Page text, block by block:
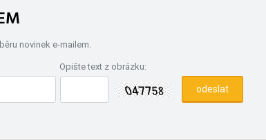
novinek e-mailem.
Opište text z obrázku: